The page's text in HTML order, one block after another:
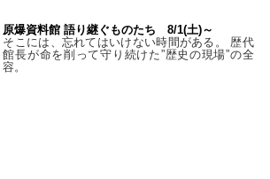
原爆資料館 語り継ぐものたち 8/1(土)～
そこには、忘れてはいけない時間がある。 歴代
館長が命を削って守り続けた”歴史の現場”の全
容。